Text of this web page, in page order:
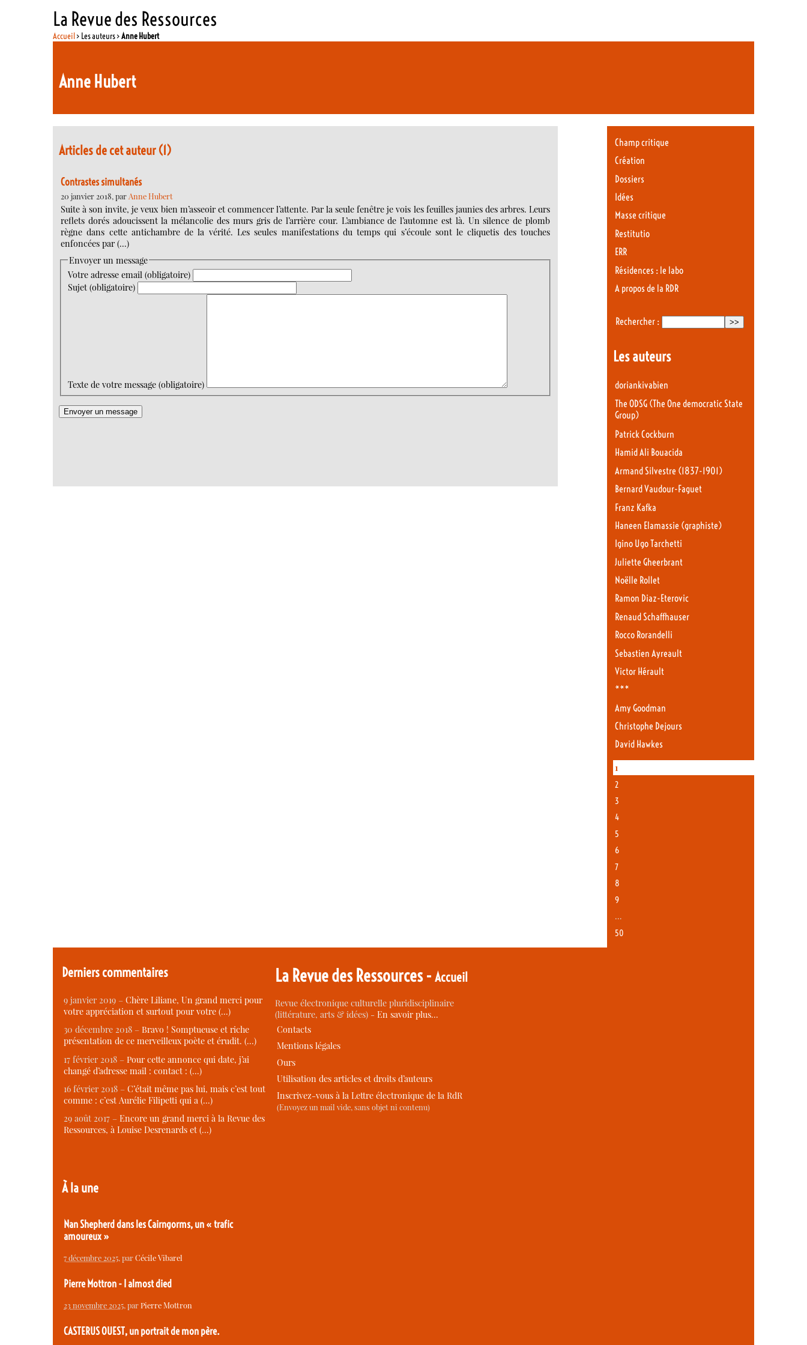
La Revue des Ressources
Accueil> Les auteurs >Anne Hubert
Anne Hubert
Articles de cet auteur (1)
Contrastes simultanés
20 janvier 2018, parAnne Hubert
Suite à son invite, je veux bien m’asseoir et commencer l’attente. Par la seule fenêtre je vois les feuilles jaunies des arbres. Leurs
reflets dorés adoucissent la mélancolie des murs gris de l’arrière cour. L’ambiance de l’automne est là. Un silence de plomb
règne dans cette antichambre de la vérité. Les seules manifestations du temps qui s’écoule sont le cliquetis des touches
enfoncées par (…)
Envoyer un message
Votre adresse email (obligatoire)
Sujet (obligatoire)
Texte de votre message (obligatoire)
Champ critique
Création
Dossiers
Idées
Masse critique
Restitutio
ERR
Résidences : le labo
A propos de la RDR
Rechercher :
Les auteurs
doriankivabien
The ODSG (The One democratic State
Group)
Patrick Cockburn
Hamid Ali Bouacida
Armand Silvestre (1837-1901)
Bernard Vaudour-Faguet
Franz Kafka
Haneen Elamassie (graphiste)
Igino Ugo Tarchetti
Juliette Gheerbrant
Noëlle Rollet
Ramon Diaz-Eterovic
Renaud Schaffhauser
Rocco Rorandelli
Sebastien Ayreault
Victor Hérault
***
Amy Goodman
Christophe Dejours
David Hawkes
1
2
3
4
5
6
7
8
9
…
50
Derniers commentaires
9 janvier 2019 – Chère Liliane, Un grand merci pour
votre appréciation et surtout pour votre (…)
30 décembre 2018 – Bravo ! Somptueuse et riche
présentation de ce merveilleux poète et érudit. (…)
17 février 2018 – Pour cette annonce qui date, j’ai
changé d’adresse mail : contact : (…)
16 février 2018 – C’était même pas lui, mais c’est tout
comme : c’est Aurélie Filipetti qui a (…)
29 août 2017 – Encore un grand merci à la Revue des
Ressources, à Louise Desrenards et (…)
À la une
Nan Shepherd dans les Cairngorms, un « trafic
amoureux »
7 décembre 2025, parCécile Vibarel
Pierre Mottron - I almost died
23 novembre 2025, parPierre Mottron
CASTERUS OUEST, un portrait de mon père.
La Revue des Ressources -Accueil
Revue électronique culturelle pluridisciplinaire
(littérature, arts & idées) -En savoir plus…
Contacts
Mentions légales
Ours
Utilisation des articles et droits d’auteurs
Inscrivez-vous à la Lettre électronique de la RdR
(Envoyez un mail vide, sans objet ni contenu)